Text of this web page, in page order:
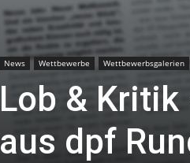
News Wettbewerbe Wettbewerbsgalerien
Lob &
aus dpf